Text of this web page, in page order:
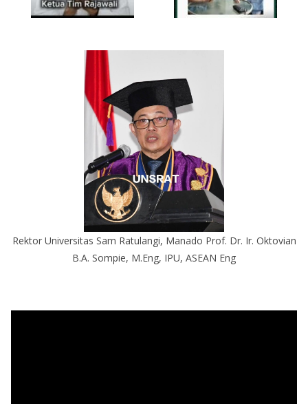
Rektor Universitas Sam Ratulangi, Manado Prof. Dr. Ir. Oktovian
B.A. Sompie, M.Eng, IPU, ASEAN Eng